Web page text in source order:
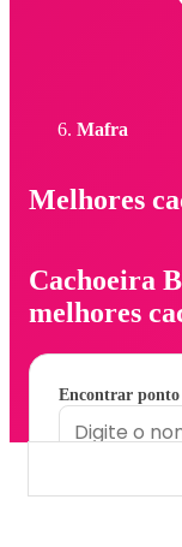
Mafra
Melhores
Cachoeira
melhores
Encontrar